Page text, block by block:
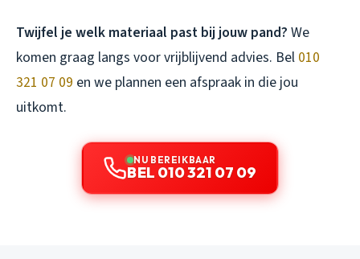
Twijfel je welk materiaal past bij jouw pand? We
komen graag langs voor vrijblijvend advies. Bel 010
321 07 09 en we plannen een afspraak in die jou
uitkomt.
NU BEREIKBAAR
BEL 010 321 07 09